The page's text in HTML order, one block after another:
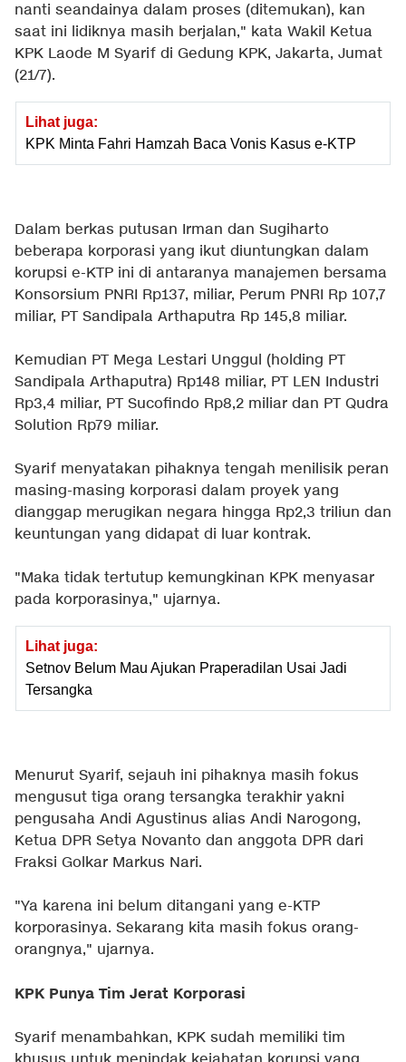
nanti seandainya dalam proses (ditemukan), kan
saat ini lidiknya masih berjalan," kata Wakil Ketua
KPK Laode M Syarif di Gedung KPK, Jakarta, Jumat
(21/7).
Lihat juga:
KPK Minta Fahri Hamzah Baca Vonis Kasus e-KTP
Dalam berkas putusan Irman dan Sugiharto
beberapa korporasi yang ikut diuntungkan dalam
korupsi e-KTP ini di antaranya manajemen bersama
Konsorsium PNRI Rp137, miliar, Perum PNRI Rp 107,7
miliar, PT Sandipala Arthaputra Rp 145,8 miliar.
Kemudian PT Mega Lestari Unggul (holding PT
Sandipala Arthaputra) Rp148 miliar, PT LEN Industri
Rp3,4 miliar, PT Sucofindo Rp8,2 miliar dan PT Qudra
Solution Rp79 miliar.
Syarif menyatakan pihaknya tengah menilisik peran
masing-masing korporasi dalam proyek yang
dianggap merugikan negara hingga Rp2,3 triliun dan
keuntungan yang didapat di luar kontrak.
"Maka tidak tertutup kemungkinan KPK menyasar
pada korporasinya," ujarnya.
Lihat juga:
Setnov Belum Mau Ajukan Praperadilan Usai Jadi
Tersangka
Menurut Syarif, sejauh ini pihaknya masih fokus
mengusut tiga orang tersangka terakhir yakni
pengusaha Andi Agustinus alias Andi Narogong,
Ketua DPR Setya Novanto dan anggota DPR dari
Fraksi Golkar Markus Nari.
"Ya karena ini belum ditangani yang e-KTP
korporasinya. Sekarang kita masih fokus orang-
orangnya," ujarnya.
KPK Punya Tim Jerat Korporasi
Syarif menambahkan, KPK sudah memiliki tim